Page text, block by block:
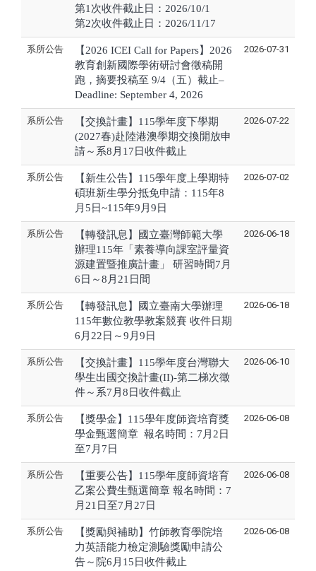
第1次收件截止日：2026/10/1
第2次收件截止日：2026/11/17
系所公告
【2026 ICEI Call for Papers】2026
教育創新國際學術研討會徵稿開
跑，摘要投稿至 9/4（五）截止–
Deadline: September 4, 2026
2026-07-31
系所公告
【交換計畫】115學年度下學期
(2027春)赴陸港澳學期交換開放申
請～系8月17日收件截止
2026-07-22
系所公告
【新生公告】115學年度上學期特
碩班新生學分抵免申請：115年8
月5日~115年9月9日
2026-07-02
系所公告
【轉發訊息】國立臺灣師範大學
辦理115年「素養導向課室評量資
源建置暨推廣計畫」 研習時間7月
6日～8月21日間
2026-06-18
系所公告
【轉發訊息】國立臺南大學辦理
115年數位教學教案競賽 收件日期
6月22日～9月9日
2026-06-18
系所公告
【交換計畫】115學年度台灣聯大
學生出國交換計畫(II)-第二梯次徵
件～系7月8日收件截止
2026-06-10
系所公告
【獎學金】115學年度師資培育獎
學金甄選簡章 報名時間：7月2日
至7月7日
2026-06-08
系所公告
【重要公告】115學年度師資培育
乙案公費生甄選簡章 報名時間：7
月21日至7月27日
2026-06-08
系所公告
【獎勵與補助】竹師教育學院培
力英語能力檢定測驗獎勵申請公
告～院6月15日收件截止
2026-06-08